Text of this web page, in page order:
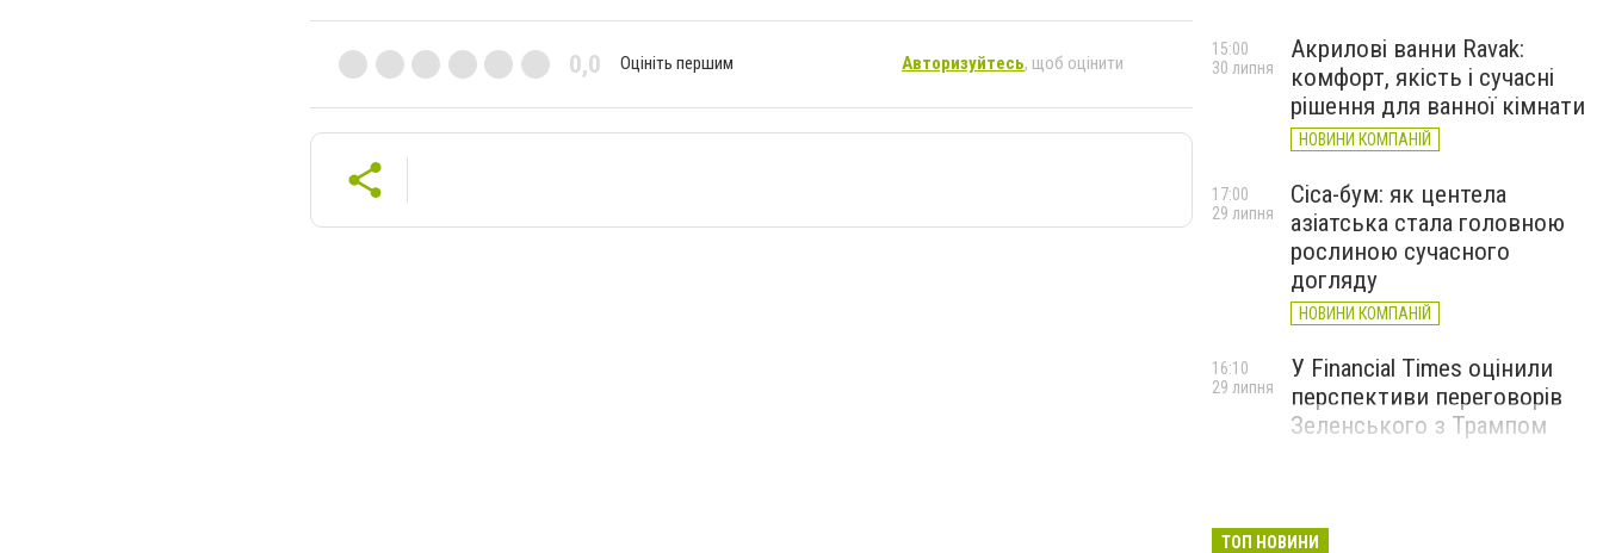
0,0 Оцініть першим Авторизуйтесь, щоб оцінити
Акрилові ванни Ravak:
комфорт, якість і сучасні
рішення для ванної кімнати
НОВИНИ КОМПАНІЙ
15:00
30 липня
Cica-бум: як центела
азіатська стала головною
рослиною сучасного
догляду
НОВИНИ КОМПАНІЙ
17:00
29 липня
У Financial Times оцінили
перспективи переговорів
Зеленського з Трампом
16:10
29 липня
ТОП НОВИНИ